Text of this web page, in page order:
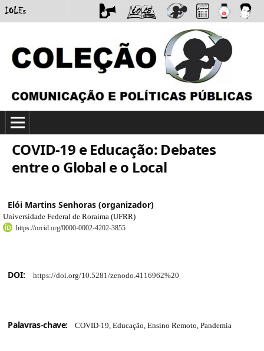
COVID-19 e Educação: Debates
entre o Global e o Local
Elói Martins Senhoras (organizador)
Universidade Federal de Roraima (UFRR)
https://orcid.org/0000-0002-4202-3855
DOI: https://doi.org/10.5281/zenodo.4116962%20
Palavras-chave: COVID-19, Educação, Ensino Remoto, Pandemia